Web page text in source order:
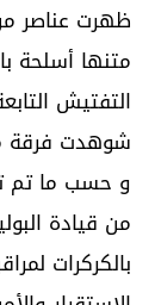
ظهرت عناصر
متنها أسلحة
التفتيش
شوهدت فرقة
و حسب ما تم
من قيادة
بالكركرات